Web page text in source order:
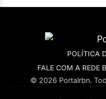
POLÍTICA
FALE COM A REDE
© 2026 Portalrbn.